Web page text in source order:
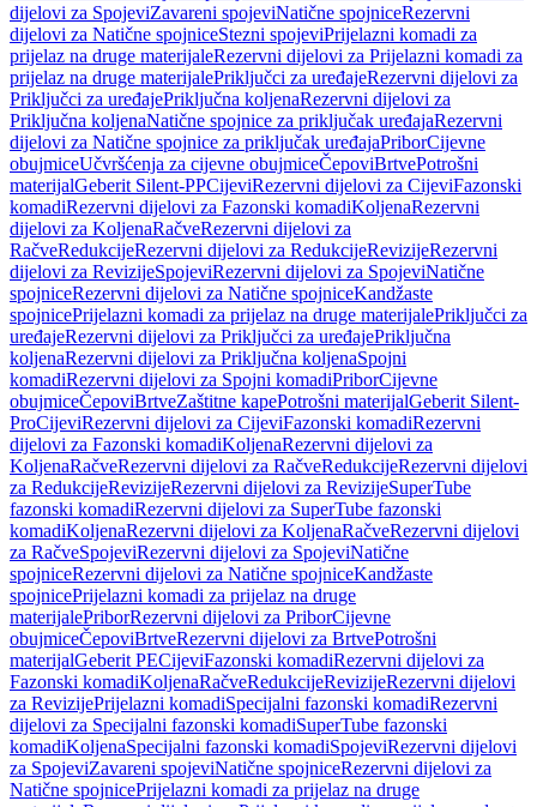
dijelovi za SpojeviZavareni spojeviNatične spojniceRezervni
dijelovi za Natične spojniceStezni spojeviPrijelazni komadi za
prijelaz na druge materijaleRezervni dijelovi za Prijelazni komadi za
prijelaz na druge materijalePriključci za uređajeRezervni dijelovi za
Priključci za uređajePriključna koljenaRezervni dijelovi za
Priključna koljenaNatične spojnice za priključak uređajaRezervni
dijelovi za Natične spojnice za priključak uređajaPriborCijevne
obujmiceUčvršćenja za cijevne obujmiceČepoviBrtvePotrošni
materijalGeberit Silent-PPCijeviRezervni dijelovi za CijeviFazonski
komadiRezervni dijelovi za Fazonski komadiKoljenaRezervni
dijelovi za KoljenaRačveRezervni dijelovi za
RačveRedukcijeRezervni dijelovi za RedukcijeRevizijeRezervni
dijelovi za RevizijeSpojeviRezervni dijelovi za SpojeviNatične
spojniceRezervni dijelovi za Natične spojniceKandžaste
spojnicePrijelazni komadi za prijelaz na druge materijalePriključci za
uređajeRezervni dijelovi za Priključci za uređajePriključna
koljenaRezervni dijelovi za Priključna koljenaSpojni
komadiRezervni dijelovi za Spojni komadiPriborCijevne
obujmiceČepoviBrtveZaštitne kapePotrošni materijalGeberit Silent-
ProCijeviRezervni dijelovi za CijeviFazonski komadiRezervni
dijelovi za Fazonski komadiKoljenaRezervni dijelovi za
KoljenaRačveRezervni dijelovi za RačveRedukcijeRezervni dijelovi
za RedukcijeRevizijeRezervni dijelovi za RevizijeSuperTube
fazonski komadiRezervni dijelovi za SuperTube fazonski
komadiKoljenaRezervni dijelovi za KoljenaRačveRezervni dijelovi
za RačveSpojeviRezervni dijelovi za SpojeviNatične
spojniceRezervni dijelovi za Natične spojniceKandžaste
spojnicePrijelazni komadi za prijelaz na druge
materijalePriborRezervni dijelovi za PriborCijevne
obujmiceČepoviBrtveRezervni dijelovi za BrtvePotrošni
materijalGeberit PECijeviFazonski komadiRezervni dijelovi za
Fazonski komadiKoljenaRačveRedukcijeRevizijeRezervni dijelovi
za RevizijePrijelazni komadiSpecijalni fazonski komadiRezervni
dijelovi za Specijalni fazonski komadiSuperTube fazonski
komadiKoljenaSpecijalni fazonski komadiSpojeviRezervni dijelovi
za SpojeviZavareni spojeviNatične spojniceRezervni dijelovi za
Natične spojnicePrijelazni komadi za prijelaz na druge